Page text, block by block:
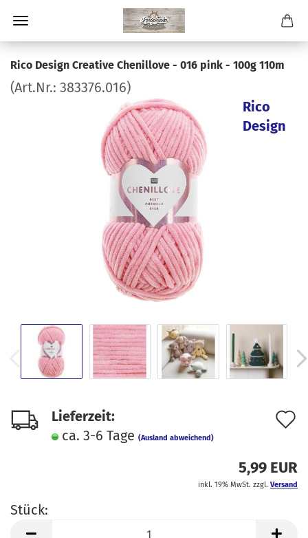
Rico Design Creative Chenillove - 016 pink - 100g 110m
(Art.Nr.: 383376.016)
Rico
Design
Lieferzeit:
ca. 3-6 Tage (Ausland abweichend)
5,99 EUR
inkl. 19% MwSt. zzgl. Versand
Stück:
Stück